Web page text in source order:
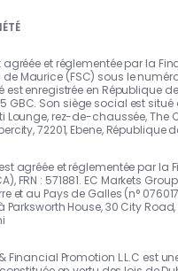
agréée et réglementée par la
Maurice (FSC) sous le
est enregistrée en République
GBC. Son siège social est
Lounge, rez-de-chaussée, The
72201, Ebene, République
agréée et réglementée par la
FRN : 571881. EC Markets
et au Pays de Galles (n°
House, 30 City Road,
Financial Promotion L.L.C est